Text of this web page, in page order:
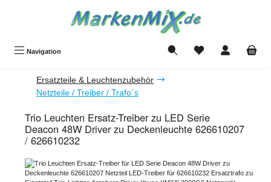
Navigation Du hast 0 Produkte
Ersatzteile & Leuchtenzubehör
Netzteile / Treiber / Trafo`s
Trio Leuchten Ersatz-Treiber zu LED Serie
Deacon 48W Driver zu Deckenleuchte 626610207
/ 626610232
Bildergalerie überspringen